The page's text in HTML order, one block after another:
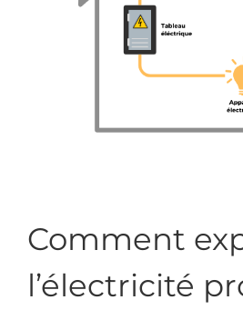
Comment
l’électricité